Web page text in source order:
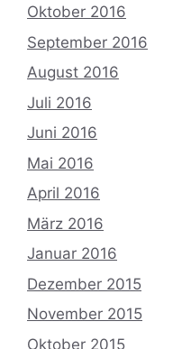
Oktober 2016
September 2016
August 2016
Juli 2016
Juni 2016
Mai 2016
April 2016
März 2016
Januar 2016
Dezember 2015
November 2015
Oktober 2015